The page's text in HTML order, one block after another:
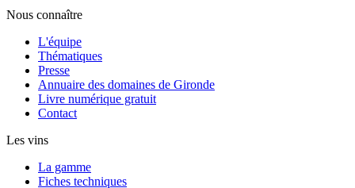
Nous connaître
L'équipe
Thématiques
Presse
Annuaire des domaines de Gironde
Livre numérique gratuit
Contact
Les vins
La gamme
Fiches techniques